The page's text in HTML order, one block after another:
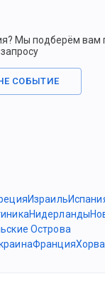
Мы подберём вам
СОБЫТИЕ
Израиль
Нидерланды
Острова
Франция